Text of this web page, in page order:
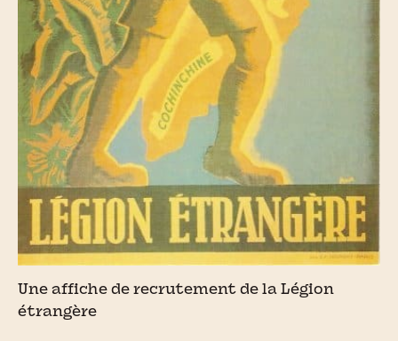
Une affiche de recrutement de la Légion
étrangère